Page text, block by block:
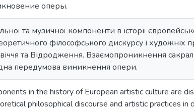
оперы.
та музичної компоненти в історії
філософського дискурсу і художніх
та Відродження. Взаємопроникнення
передумова виникнення опери.
in the history of European artistic culture are
philosophical discourse and artistic practices in